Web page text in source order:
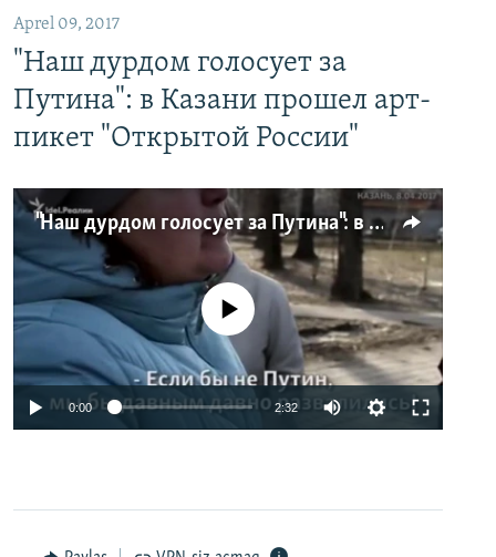
Aprel 09, 2017
"Наш дурдом голосует за
Путина": в Казани прошел арт-
пикет "Открытой России"
"Наш дурдом голосует за Путина": в Казани прошел арт-пикет "Открытой России"
No media source currently available
0:00 2:32